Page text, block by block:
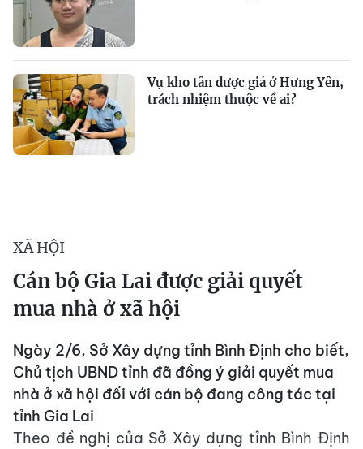
Vụ kho tân dược giả ở Hưng Yên,
trách nhiệm thuộc về ai?
XÃ HỘI
Cán bộ Gia Lai được giải quyết
mua nhà ở xã hội
Ngày 2/6, Sở Xây dựng tỉnh Bình Định cho biết,
Chủ tịch UBND tỉnh đã đồng ý giải quyết mua
nhà ở xã hội đối với cán bộ đang công tác tại
tỉnh Gia Lai
Theo đề nghị của Sở Xây dựng tỉnh Bình Định